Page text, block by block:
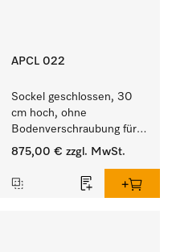
APCL 022
Sockel geschlossen, 30
cm hoch, ohne
Bodenverschraubung für
ein ergonomisches Be-
Waschmaschine und
875,00 € zzgl. MwSt.